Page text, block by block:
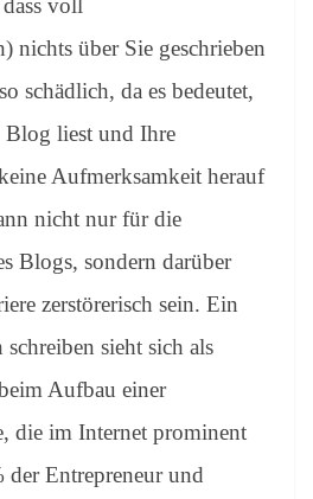
voll
nichts über Sie geschrieben
schädlich, da es bedeutet,
Blog liest und Ihre
Aufmerksamkeit herauf
nicht nur für die
Blogs, sondern darüber
zerstörerisch sein. Ein
sieht sich als
Aufbau einer
die im Internet prominent
der Entrepreneur und